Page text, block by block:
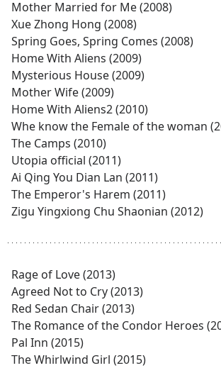
Mother Married for Me (2008)
Xue Zhong Hong (2008)
Spring Goes, Spring Comes (2008)
Home With Aliens (2009)
Mysterious House (2009)
Mother Wife (2009)
Home With Aliens2 (2010)
Whe know the Female of the woman
The Camps (2010)
Utopia official (2011)
Ai Qing You Dian Lan (2011)
The Emperor's Harem (2011)
Zigu Yingxiong Chu Shaonian (2012)
Rage of Love (2013)
Agreed Not to Cry (2013)
Red Sedan Chair (2013)
The Romance of the Condor Heroes
Pal Inn (2015)
The Whirlwind Girl (2015)